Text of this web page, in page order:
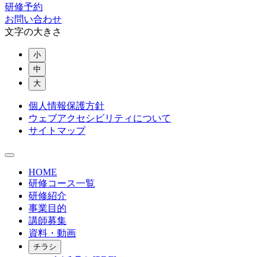
研修予約
お問い合わせ
文字の大きさ
小
中
大
個人情報保護方針
ウェブアクセシビリティについて
サイトマップ
HOME
研修コース一覧
研修紹介
事業目的
講師募集
資料・動画
チラシ